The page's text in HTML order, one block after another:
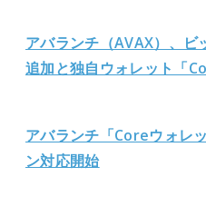
アバランチ（AVAX）、
追加と独自ウォレット「
アバランチ「Coreウォレ
ン対応開始